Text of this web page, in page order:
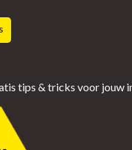
tips & tricks voor jouw